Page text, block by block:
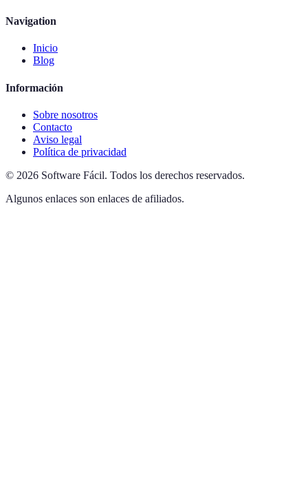
Navigation
Inicio
Blog
Información
Sobre nosotros
Contacto
Aviso legal
Política de privacidad
© 2026 Software Fácil. Todos los derechos reservados.
Algunos enlaces son enlaces de afiliados.